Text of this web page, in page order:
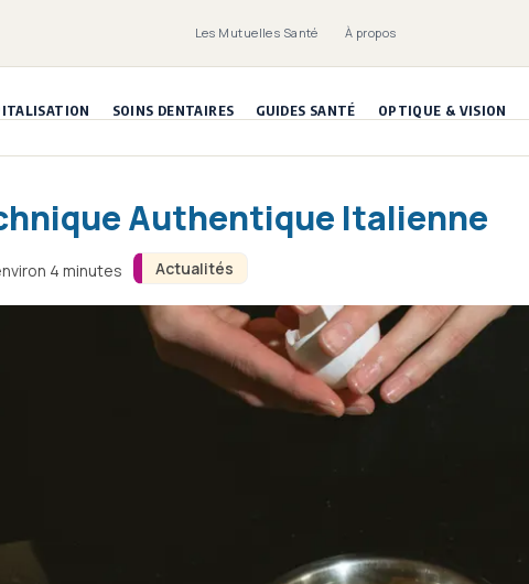
Les Mutuelles Santé À propos
SOINS DENTAIRES GUIDES SANTÉ OPTIQUE & VISION
Actualités
Authentique Italienne
4 minutes